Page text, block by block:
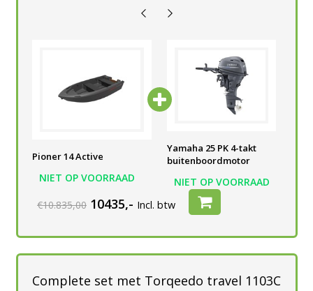
Pioner 14 Active
NIET OP VOORRAAD
buitenboordmotor
NIET OP VOORRAAD
Yamaha 25 PK 4-takt
buitenboordmotor
NIET OP VOORRAAD
€10.835,00 10435,- Incl. btw
Complete set met Torqeedo travel 1103C